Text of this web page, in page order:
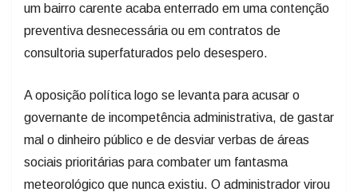
um bairro carente acaba enterrado em uma contenção
preventiva desnecessária ou em contratos de
consultoria superfaturados pelo desespero.
A oposição política logo se levanta para acusar o
governante de incompetência administrativa, de gastar
mal o dinheiro público e de desviar verbas de áreas
sociais prioritárias para combater um fantasma
meteorológico que nunca existiu. O administrador virou